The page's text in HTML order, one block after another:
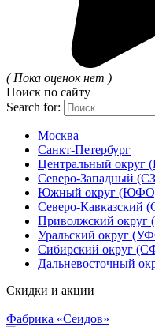
( Пока оценок нет )
Поиск по сайту
Search for:
Москва
Санкт-Петербург
Центральный
Северо-Западный
Южный округ
Северо-Кавказский
Приволжский
Уральский округ
Сибирский округ
Дальневосточный
Скидки и акции
Фабрика «Сеидов»